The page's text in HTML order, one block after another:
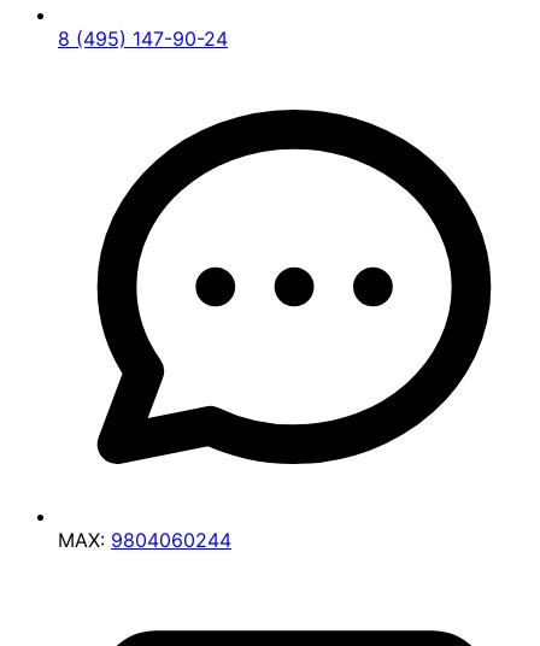
8 (495) 147-90-24
MAX: 9804060244